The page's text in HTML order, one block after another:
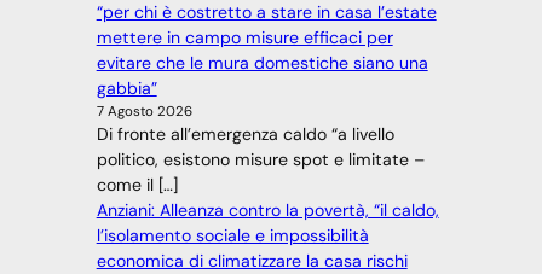
“per chi è costretto a stare in casa l’estate
mettere in campo misure efficaci per
evitare che le mura domestiche siano una
gabbia”
7 Agosto 2026
Di fronte all’emergenza caldo “a livello
politico, esistono misure spot e limitate –
come il […]
Anziani: Alleanza contro la povertà, “il caldo,
l’isolamento sociale e impossibilità
economica di climatizzare la casa rischi